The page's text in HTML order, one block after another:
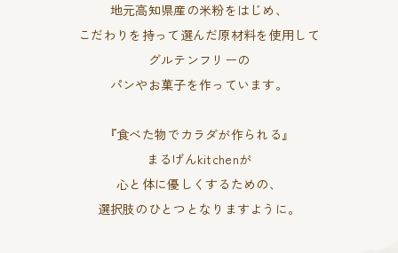
地元高知県産の米粉をはじめ、
こだわりを持って選んだ原材料を使用して
グルテンフリーの
パンやお菓子を作っています。
『食べた物でカラダが作られる』
まるげんkitchenが
心と体に優しくするための、
選択肢のひとつとなりますように。